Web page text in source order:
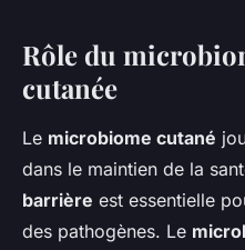
Rôle du
cutanée
Le microbiome cutané
dans le maintien de la
barrière est essentielle
des pathogènes. Le